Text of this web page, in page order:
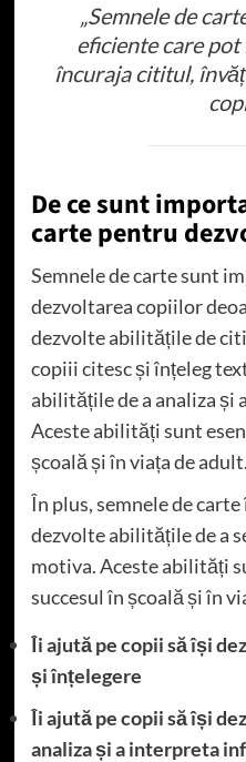
„Semnele de
eficiente care
încuraja cititul,
De ce sunt
carte pentru
Semnele de carte sunt
dezvoltarea copiilor
dezvolte abilitățile de
copiii citesc și înțeleg
abilitățile de a analiza
Aceste abilități sunt
școală și în viața de adult.
În plus, semnele de
dezvolte abilitățile de a
motiva. Aceste abilități
succesul în școală și în
Îi ajută pe copii să își
și înțelegere
Îi ajută pe copii să își
analiza și a interpreta